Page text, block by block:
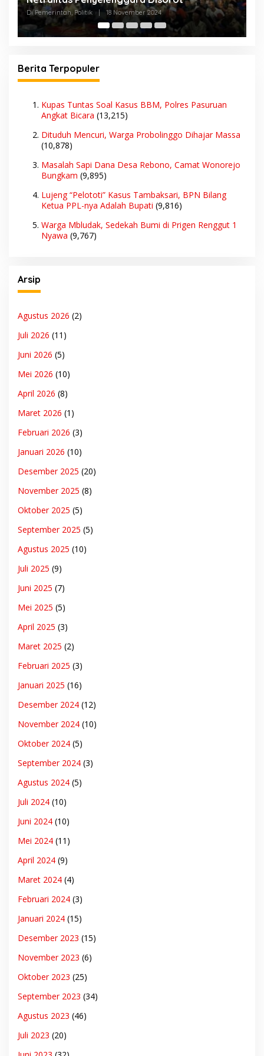
Karangasem ke BKN Jakarta
Di Hukum, Pemerintah, Politik | 5 November 2024
Berita Terpopuler
Kupas Tuntas Soal Kasus BBM, Polres Pasuruan
Angkat Bicara (13,215)
Dituduh Mencuri, Warga Probolinggo Dihajar Massa
(10,878)
Masalah Sapi Dana Desa Rebono, Camat Wonorejo
Bungkam (9,895)
Lujeng “Pelototi” Kasus Tambaksari, BPN Bilang
Ketua PPL-nya Adalah Bupati (9,816)
Warga Mbludak, Sedekah Bumi di Prigen Renggut 1
Nyawa (9,767)
Arsip
Agustus 2026 (2)
Juli 2026 (11)
Juni 2026 (5)
Mei 2026 (10)
April 2026 (8)
Maret 2026 (1)
Februari 2026 (3)
Januari 2026 (10)
Desember 2025 (20)
November 2025 (8)
Oktober 2025 (5)
September 2025 (5)
Agustus 2025 (10)
Juli 2025 (9)
Juni 2025 (7)
Mei 2025 (5)
April 2025 (3)
Maret 2025 (2)
Februari 2025 (3)
Januari 2025 (16)
Desember 2024 (12)
November 2024 (10)
Oktober 2024 (5)
September 2024 (3)
Agustus 2024 (5)
Juli 2024 (10)
Juni 2024 (10)
Mei 2024 (11)
April 2024 (9)
Maret 2024 (4)
Februari 2024 (3)
Januari 2024 (15)
Desember 2023 (15)
November 2023 (6)
Oktober 2023 (25)
September 2023 (34)
Agustus 2023 (46)
Juli 2023 (20)